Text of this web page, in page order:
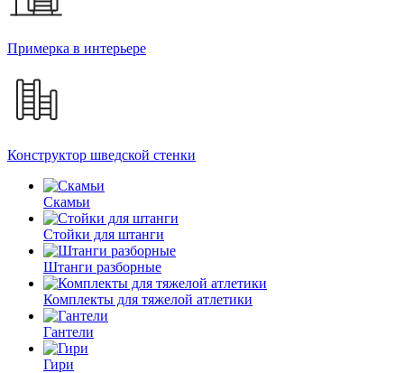
Примерка в интерьере
Конструктор шведской стенки
Скамьи
Стойки для штанги
Штанги разборные
Комплекты для тяжелой атлетики
Гантели
Гири